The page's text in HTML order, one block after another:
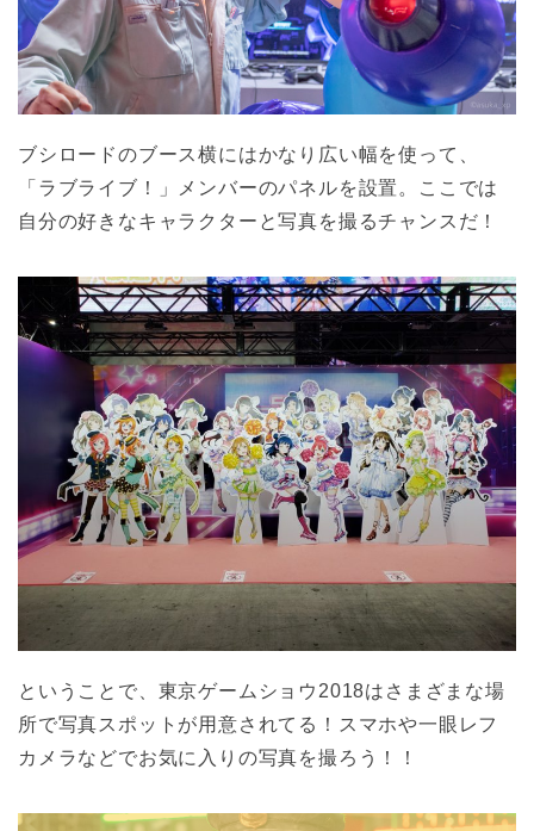
ブシロードのブース横にはかなり広い幅を使って、
「ラブライブ！」メンバーのパネルを設置。ここでは
自分の好きなキャラクターと写真を撮るチャンスだ！
ということで、東京ゲームショウ2018はさまざまな場
所で写真スポットが用意されてる！スマホや一眼レフ
カメラなどでお気に入りの写真を撮ろう！！